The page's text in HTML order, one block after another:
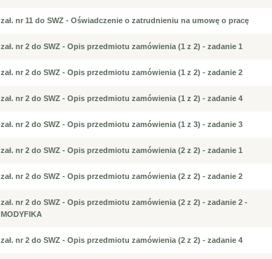
zał. nr 11 do SWZ - Oświadczenie o zatrudnieniu na umowę o pracę
zał. nr 2 do SWZ - Opis przedmiotu zamówienia (1 z 2) - zadanie 1
zał. nr 2 do SWZ - Opis przedmiotu zamówienia (1 z 2) - zadanie 2
zał. nr 2 do SWZ - Opis przedmiotu zamówienia (1 z 2) - zadanie 4
zał. nr 2 do SWZ - Opis przedmiotu zamówienia (1 z 3) - zadanie 3
zał. nr 2 do SWZ - Opis przedmiotu zamówienia (2 z 2) - zadanie 1
zał. nr 2 do SWZ - Opis przedmiotu zamówienia (2 z 2) - zadanie 2
zał. nr 2 do SWZ - Opis przedmiotu zamówienia (2 z 2) - zadanie 2 -
MODYFIKA
zał. nr 2 do SWZ - Opis przedmiotu zamówienia (2 z 2) - zadanie 4